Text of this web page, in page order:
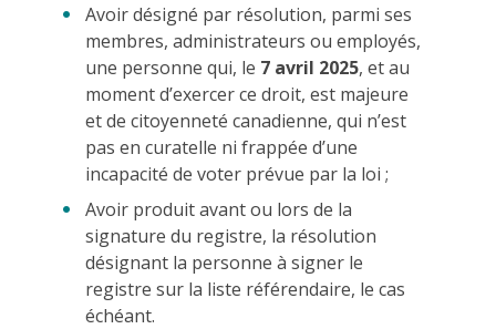
Avoir désigné par résolution, parmi ses
membres, administrateurs ou employés,
une personne qui, le 7 avril 2025, et au
moment d’exercer ce droit, est majeure
et de citoyenneté canadienne, qui n’est
pas en curatelle ni frappée d’une
incapacité de voter prévue par la loi ;
Avoir produit avant ou lors de la
signature du registre, la résolution
désignant la personne à signer le
registre sur la liste référendaire, le cas
échéant.